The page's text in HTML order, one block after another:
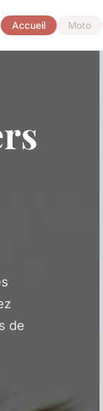
Accueil Moto
de